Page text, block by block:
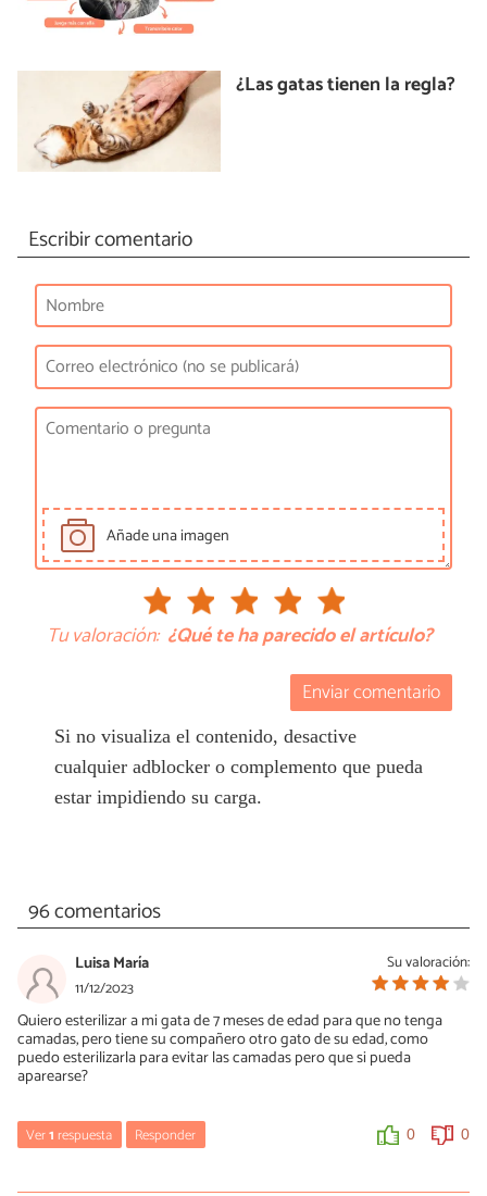
¿Las gatas tienen la regla?
Escribir comentario
Añade una imagen
Tu valoración: ¿Qué te ha parecido el artículo?
Enviar comentario
Si no visualiza el contenido, desactive
cualquier adblocker o complemento que pueda
estar impidiendo su carga.
96 comentarios
Su valoración:
Luisa María
11/12/2023
Quiero esterilizar a mi gata de 7 meses de edad para que no tenga
camadas, pero tiene su compañero otro gato de su edad, como
puedo esterilizarla para evitar las camadas pero que si pueda
aparearse?
Ver1respuesta Responder 0 0